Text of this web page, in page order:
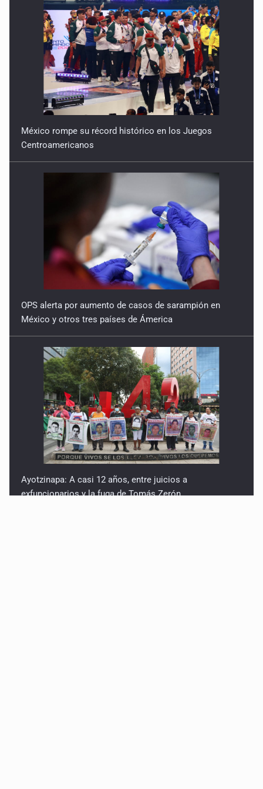
México rompe su récord histórico en los Juegos
Centroamericanos
OPS alerta por aumento de casos de sarampión en
México y otros tres países de Ámerica
Ayotzinapa: A casi 12 años, entre juicios a
exfuncionarios y la fuga de Tomás Zerón